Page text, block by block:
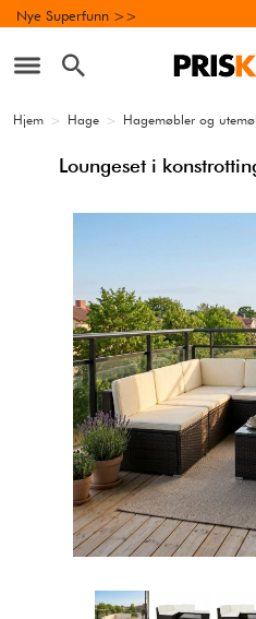
Nye Superfunn >>
Hjem > Hage > Hagemøbler og
Loungeset i